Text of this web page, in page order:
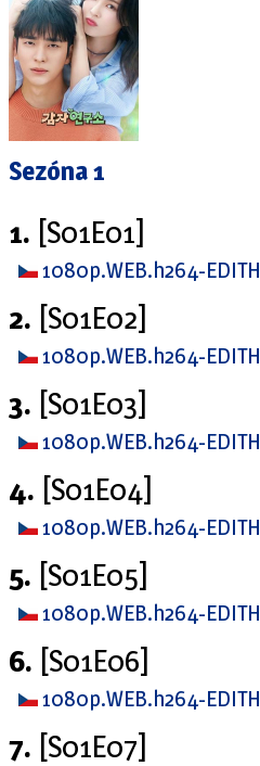
Sezóna 1
1. [S01E01]
1080p.WEB.h264-EDITH
2. [S01E02]
1080p.WEB.h264-EDITH
3. [S01E03]
1080p.WEB.h264-EDITH
4. [S01E04]
1080p.WEB.h264-EDITH
5. [S01E05]
1080p.WEB.h264-EDITH
6. [S01E06]
1080p.WEB.h264-EDITH
7. [S01E07]